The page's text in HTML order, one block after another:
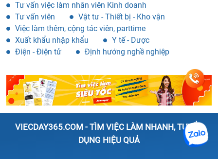
Tư vấn việc làm nhân viên Kinh doanh
Tư vấn viên
Vật tư - Thiết bị - Kho vận
Việc làm thêm, cộng tác viên, parttime
Xuất khẩu nhập khẩu
Y tế - Dược
Điện - Điện tử
Định hướng nghề nghiệp
VIECDAY365.COM - TÌM VIỆC LÀM NHANH, TUYỂN
DỤNG HIỆU QUẢ